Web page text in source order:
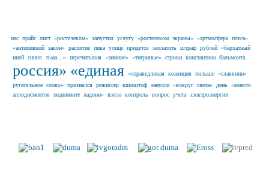
нас прайс лист «ростелеком» запустил услугу «ростелеком экраны» «артмосфера плеса»
«антипивной закон» распитие пива улице придется заплатить штраф рублей «бархатный
иней синяя тьма…» перечитывая «зимние» «тигриные» строки константина бальмонта
россия» «единая «справедливая коалиция польше «славянин»
ругательное слово» признался режиссер кшиштоф занусси «вокруг света» день «вместо
аплодисментов поднимите ладони» взяла контроль вопрос учета электроэнергии